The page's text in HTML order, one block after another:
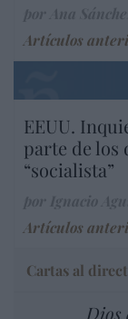
Artículos
EEUU.
parte de los
“socialista”
Artículos
Cartas al
Dios